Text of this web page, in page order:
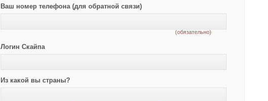
Ваш номер телефона (для обратной связи)
(обязательно)
Логин Скайпа
Из какой вы страны?